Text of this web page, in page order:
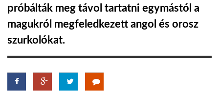
LATIMO.HU
GLOBOBOOK
próbálták meg távol tartatni egymástól a
magukról megfeledkezett angol és orosz
szurkolókat.